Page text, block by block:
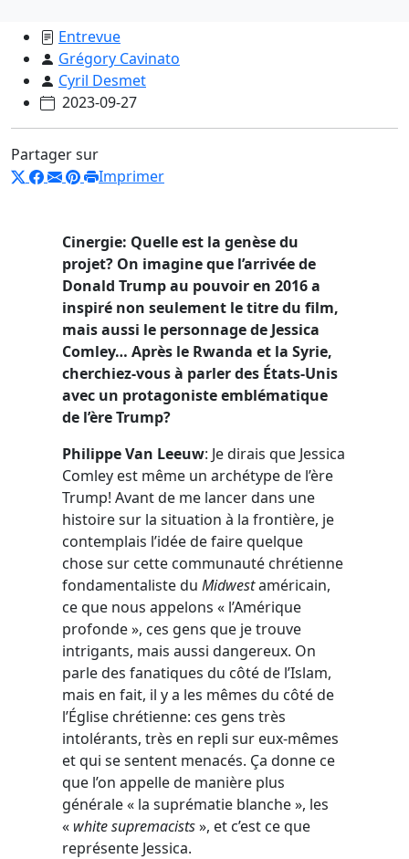
Entrevue
Grégory Cavinato
Cyril Desmet
2023-09-27
Partager sur
Imprimer
Cinergie: Quelle est la genèse du
projet? On imagine que l’arrivée de
Donald Trump au pouvoir en 2016 a
inspiré non seulement le titre du film,
mais aussi le personnage de Jessica
Comley… Après le Rwanda et la Syrie,
cherchiez-vous à parler des États-Unis
avec un protagoniste emblématique
de l’ère Trump?
Philippe Van Leeuw: Je dirais que Jessica
Comley est même un archétype de l’ère
Trump! Avant de me lancer dans une
histoire sur la situation à la frontière, je
contemplais l’idée de faire quelque
chose sur cette communauté chrétienne
fondamentaliste du Midwestaméricain,
ce que nous appelons « l’Amérique
profonde », ces gens que je trouve
intrigants, mais aussi dangereux. On
parle des fanatiques du côté de l’Islam,
mais en fait, il y a les mêmes du côté de
l’Église chrétienne: ces gens très
intolérants, très en repli sur eux-mêmes
et qui se sentent menacés. Ça donne ce
que l’on appelle de manière plus
générale « la suprématie blanche », les
« white supremacists», et c’est ce que
représente Jessica.